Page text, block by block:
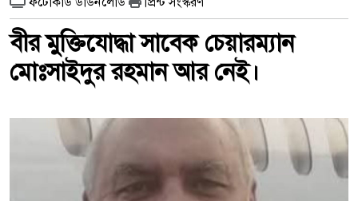
বীর মুক্তিযোদ্ধা সাবেক চেয়ারম্যান
মোঃসাইদুর রহমান আর নেই।